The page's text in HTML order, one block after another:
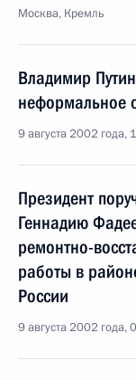
Москва, Кремль
Владимир
неформальное
9 августа 2002 года,
Президент
Геннадию
ремонтно-
работы в
России
9 августа 2002 года,